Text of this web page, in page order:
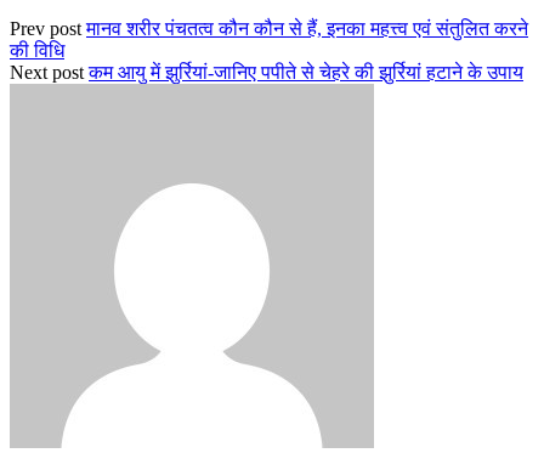
Prev post मानव शरीर पंचतत्व कौन कौन से हैं, इनका महत्त्व एवं संतुलित करने
की विधि
Next post कम आयु में झुर्रियां-जानिए पपीते से चेहरे की झुर्रियां हटाने के उपाय